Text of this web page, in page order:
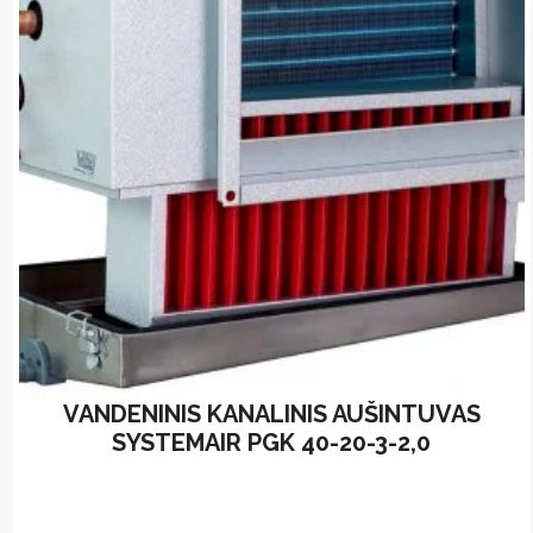
may
be
chosen
product
VANDENINIS KANALINIS AUŠINTUVAS
SYSTEMAIR PGK 40-20-3-2,0